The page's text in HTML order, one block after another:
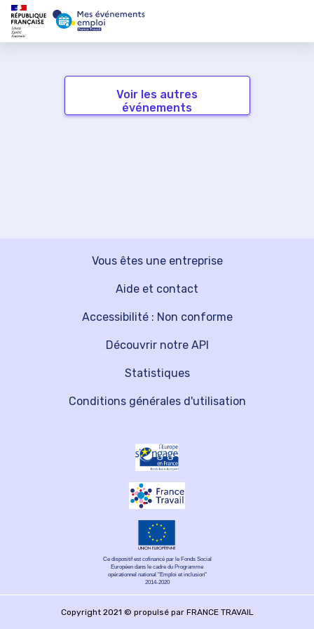
Voir les autres
événements
Vous êtes une entreprise
Découvrir notre API
Aide et contact
Statistiques
Accessibilité : Non conforme
Conditions générales d'utilisation
Ce dispositif est cofinancé par le Fonds Social
Européen dans le cadre du Programme
opérationnel national "Emploi et inclusion"
2014-2020
Copyright 2021 © propulsé par FRANCE TRAVAIL